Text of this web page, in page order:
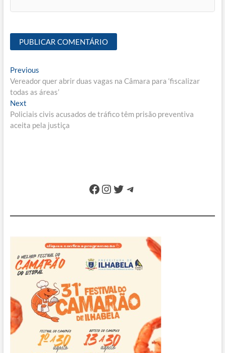
Navegação
de
Post
PreviousPrevious
post:
Vereador quer abrir duas vagas na Câmara para ‘fiscalizar
todas as áreas’
NextNext
post:
Policiais civis acusados de tráfico têm prisão preventiva
aceita pela justiça
Facebook
Instagram
Twitter
Telegram